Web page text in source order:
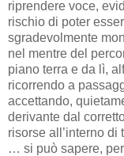
riprendere voce,
rischio di poter
sgradevolmente
nel mentre del
piano terra e da lì,
ricorrendo a
accettando,
derivante dal
risorse all’interno
… si può sapere,